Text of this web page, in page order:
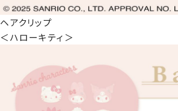
ヘアクリップ
＜ハローキティ＞